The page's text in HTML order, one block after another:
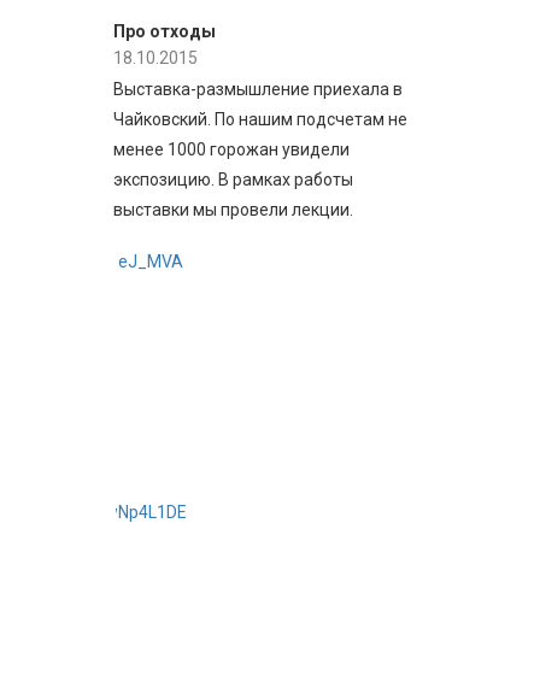
Про отходы
18.10.2015
Выставка-размышление приехала в
Чайковский. По нашим подсчетам не
менее 1000 горожан увидели
экспозицию. В рамках работы
выставки мы провели лекции.